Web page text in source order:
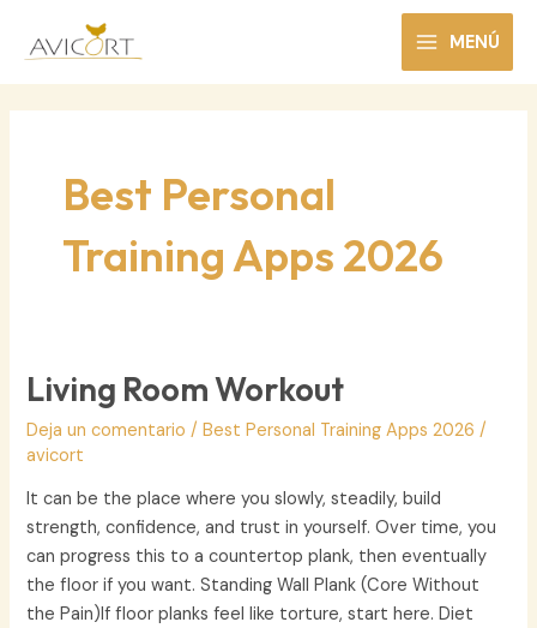
MAIN
MENU
MENÚ
Best Personal
Training Apps 2026
Living Room Workout
Deja un comentario /Best Personal Training Apps 2026 /
avicort
It can be the place where you slowly, steadily, build
strength, confidence, and trust in yourself. Over time, you
can progress this to a countertop plank, then eventually
the floor if you want. Standing Wall Plank (Core Without
the Pain)If floor planks feel like torture, start here. Diet